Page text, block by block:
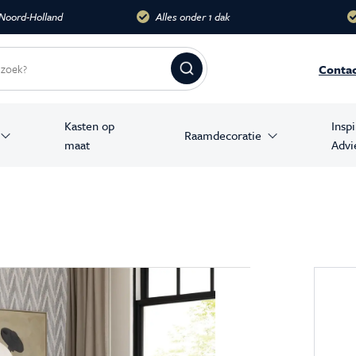
Meer dan 10.000 m2
Kasten op
maat
Raamdecoratie